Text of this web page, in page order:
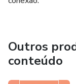
Outros
conteúdo